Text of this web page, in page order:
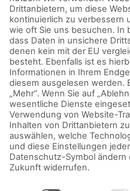
IMPRESSUM
© Aurora Mühlen GmbH -